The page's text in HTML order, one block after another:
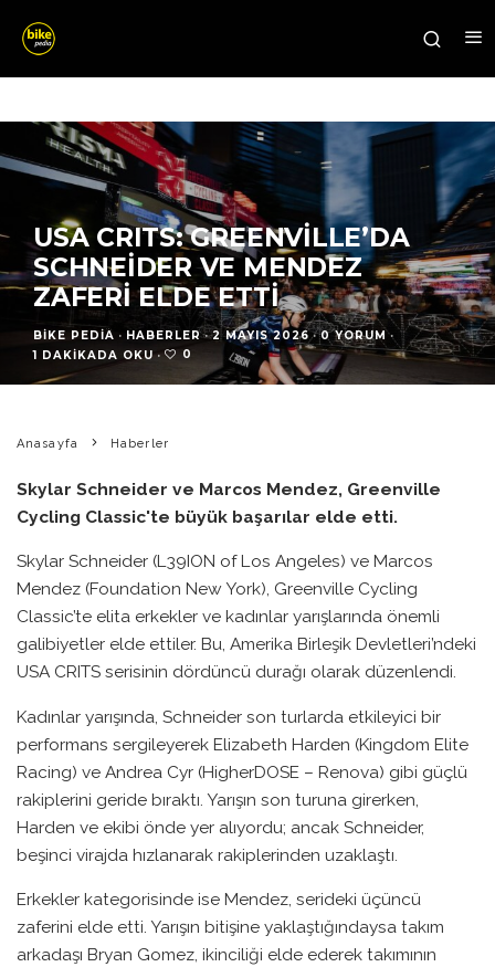
USA CRITS: GREENVILLE’DA
SCHNEIDER VE MENDEZ
ZAFERI ELDE ETTI
BIKE PEDIA · HABERLER · 2 MAYIS 2026 · 0 YORUM ·
1 DAKIKADA OKU · 0
Anasayfa Haberler
Skylar Schneider ve Marcos Mendez, Greenville
Cycling Classic'te büyük başarılar elde etti.
Skylar Schneider (L39ION of Los Angeles) ve Marcos
Mendez (Foundation New York), Greenville Cycling
Classic’te elita erkekler ve kadınlar yarışlarında önemli
galibiyetler elde ettiler. Bu, Amerika Birleşik Devletleri’ndeki
USA CRITS serisinin dördüncü durağı olarak düzenlendi.
Kadınlar yarışında, Schneider son turlarda etkileyici bir
performans sergileyerek Elizabeth Harden (Kingdom Elite
Racing) ve Andrea Cyr (HigherDOSE – Renova) gibi güçlü
rakiplerini geride bıraktı. Yarışın son turuna girerken,
Harden ve ekibi önde yer alıyordu; ancak Schneider,
beşinci virajda hızlanarak rakiplerinden uzaklaştı.
Erkekler kategorisinde ise Mendez, serideki üçüncü
zaferini elde etti. Yarışın bitişine yaklaştığındaysa takım
arkadaşı Bryan Gomez, ikinciliği elde ederek takımının